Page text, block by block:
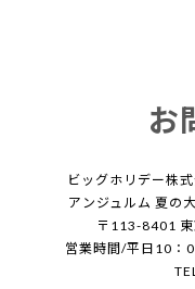
お
ビッグホリデー株
アンジュルム 夏の
〒113-8401
営業時間/平日10：